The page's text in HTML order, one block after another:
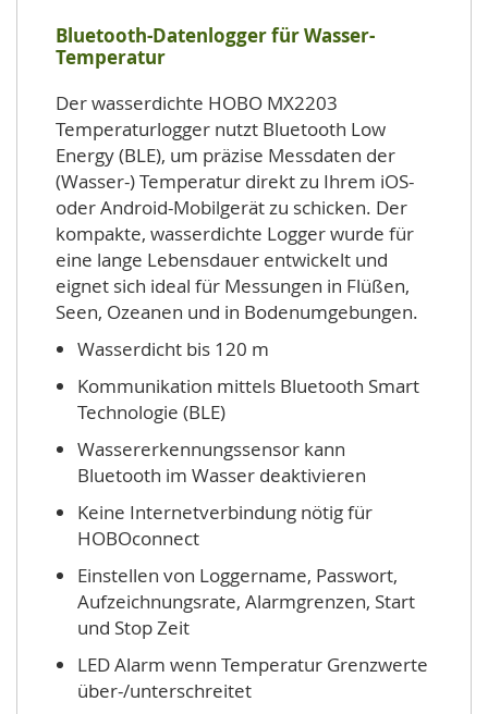
Bluetooth-Datenlogger für Wasser-
Temperatur
Der wasserdichte HOBO MX2203
Temperaturlogger nutzt Bluetooth Low
Energy (BLE), um präzise Messdaten der
(Wasser-) Temperatur direkt zu Ihrem iOS-
oder Android-Mobilgerät zu schicken. Der
kompakte, wasserdichte Logger wurde für
eine lange Lebensdauer entwickelt und
eignet sich ideal für Messungen in Flüßen,
Seen, Ozeanen und in Bodenumgebungen.
Wasserdicht bis 120 m
Kommunikation mittels Bluetooth Smart
Technologie (BLE)
Wassererkennungssensor kann
Bluetooth im Wasser deaktivieren
Keine Internetverbindung nötig für
HOBOconnect
Einstellen von Loggername, Passwort,
Aufzeichnungsrate, Alarmgrenzen, Start
und Stop Zeit
LED Alarm wenn Temperatur Grenzwerte
über-/unterschreitet